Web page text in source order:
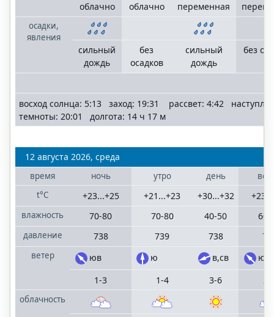
осадки,
явления
облачно
сильный
дождь
облачно
без
осадков
переменная
сильный
дождь
без
восход солнца: 5:13 заход: 19:31 рассвет: 4:42
темноты: 20:01 долгота: 14 ч 17 м
12 августа 2026, среда
время
t°C
влажность
давление
ветер
облачность
ночь
+23...+25
70-80
738
юв
1-3
утро
+21...+23
70-80
739
ю
1-4
день
+30...+32
40-50
738
в,св
3-6
60-
юв